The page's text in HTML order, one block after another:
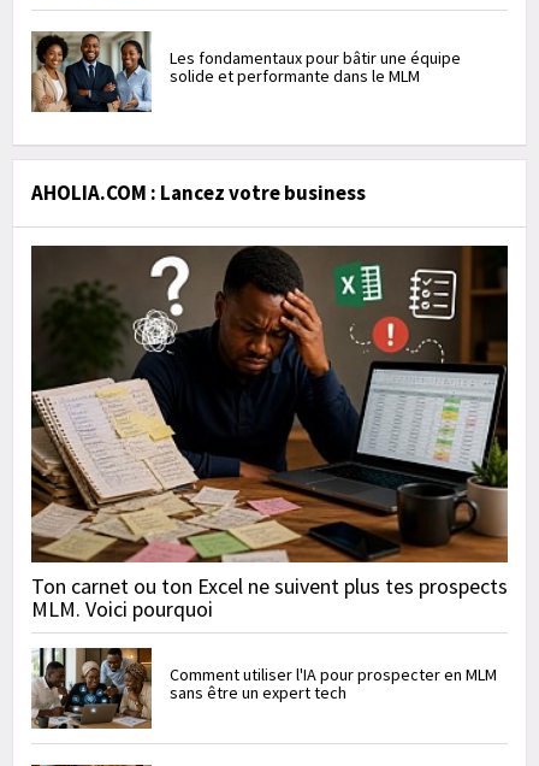
Les fondamentaux pour bâtir une équipe
solide et performante dans le MLM
AHOLIA.COM : Lancez votre business
Ton carnet ou ton Excel ne suivent plus tes prospects
MLM. Voici pourquoi
Comment utiliser l'IA pour prospecter en MLM
sans être un expert tech